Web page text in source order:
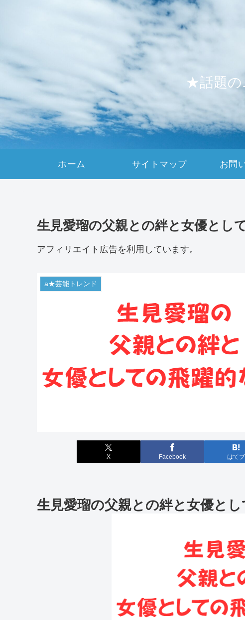
★話題の
ホーム サイトマップ お問
生見愛瑠の父親との絆と女優とし
アフィリエイト広告を利用しています。
a★芸能トレンド
X Facebook はてブ
生見愛瑠の父親との絆と女優と